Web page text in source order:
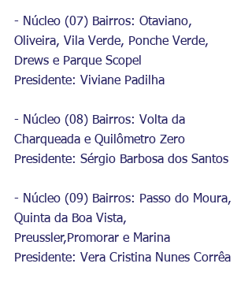
- Núcleo (07) Bairros: Otaviano,
Oliveira, Vila Verde, Ponche Verde,
Drews e Parque Scopel
Presidente: Viviane Padilha
- Núcleo (08) Bairros: Volta da
Charqueada e Quilômetro Zero
Presidente: Sérgio Barbosa dos Santos
- Núcleo (09) Bairros: Passo do Moura,
Quinta da Boa Vista,
Preussler,Promorar e Marina
Presidente: Vera Cristina Nunes Corrêa